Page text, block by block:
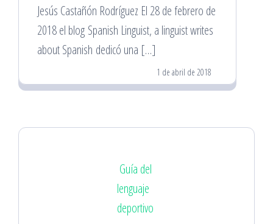
Jesús Castañón Rodríguez El 28 de febrero de
2018 el blog Spanish Linguist, a linguist writes
about Spanish dedicó una […]
1 de abril de 2018
Guía del
lenguaje
deportivo